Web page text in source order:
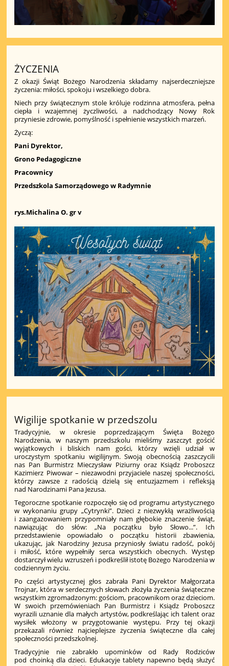
ŻYCZENIA
Z okazji Świąt Bożego Narodzenia składamy najserdeczniejsze
życzenia: miłości, spokoju i wszelkiego dobra.
Niech przy świątecznym stole króluje rodzinna atmosfera, pełna
ciepła i wzajemnej życzliwości, a nadchodzący Nowy Rok
przyniesie zdrowie, pomyślność i spełnienie wszystkich marzeń.
Życzą:
Pani Dyrektor,
Grono Pedagogiczne
Pracownicy
Przedszkola Samorządowego w Radymnie
rys.Michalina O. gr v
Wigilije spotkanie w przedszolu
Tradycyjnie, w okresie poprzedzającym Święta Bożego
Narodzenia, w naszym przedszkolu mieliśmy zaszczyt gościć
wyjątkowych i bliskich nam gości, którzy wzięli udział w
uroczystym spotkaniu wigilijnym. Swoją obecnością zaszczycili
nas Pan Burmistrz Mieczysław Piziurny oraz Ksiądz Proboszcz
Kazimierz Piwowar – niezawodni przyjaciele naszej społeczności,
którzy zawsze z radością dzielą się entuzjazmem i refleksją
nad Narodzinami Pana Jezusa.
Tegoroczne spotkanie rozpoczęło się od programu artystycznego
w wykonaniu grupy „Cytrynki”. Dzieci z niezwykłą wrażliwością
i zaangażowaniem przypomniały nam głębokie znaczenie świąt,
nawiązując do słów: „Na początku było Słowo...”. Ich
przedstawienie opowiadało o początku historii zbawienia,
ukazując, jak Narodziny Jezusa przyniosły światu radość, pokój
i miłość, które wypełniły serca wszystkich obecnych. Występ
dostarczył wielu wzruszeń i podkreślił istotę Bożego Narodzenia w
codziennym życiu.
Po części artystycznej głos zabrała Pani Dyrektor Małgorzata
Trojnar, która w serdecznych słowach złożyła życzenia świąteczne
wszystkim zgromadzonym: gościom, pracownikom oraz dzieciom.
W swoich przemówieniach Pan Burmistrz i Ksiądz Proboszcz
wyrazili uznanie dla małych artystów, podkreślając ich talent oraz
wysiłek włożony w przygotowanie występu. Przy tej okazji
przekazali również najcieplejsze życzenia świąteczne dla całej
społeczności przedszkolnej.
Tradycyjnie nie zabrakło upominków od Rady Rodziców
pod choinką dla dzieci. Edukacyje tablety napewno będą służyć